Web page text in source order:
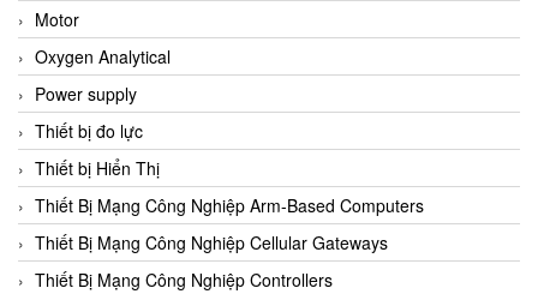
Motor
Oxygen Analytical
Power supply
Thiết bị đo lực
Thiết bị Hiển Thị
Thiết Bị Mạng Công Nghiệp Arm-Based Computers
Thiết Bị Mạng Công Nghiệp Cellular Gateways
Thiết Bị Mạng Công Nghiệp Controllers